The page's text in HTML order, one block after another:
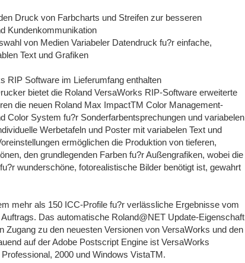
Druck von Farbcharts und Streifen zur besseren
Kundenkommunikation
von Medien Variabeler Datendruck fu?r einfache,
Text und Grafiken
RIP Software im Lieferumfang enthalten
bietet die Roland VersaWorks RIP-Software erweiterte
die neuen Roland Max ImpactTM Color Management-
Color System fu?r Sonderfarbentsprechungen und variabelen
Werbetafeln und Poster mit variabelen Text und
ermöglichen die Produktion von tieferen,
den grundlegenden Farben fu?r Außengrafiken, wobei die
wunderschöne, fotorealistische Bilder benötigt ist, gewahrt
mehr als 150 ICC-Profile fu?r verlässliche Ergebnisse vom
Das automatische Roland@NET Update-Eigenschaft
Zugang zu den neuesten Versionen von VersaWorks und den
auf der Adobe Postscript Engine ist VersaWorks
2000 und Windows VistaTM.